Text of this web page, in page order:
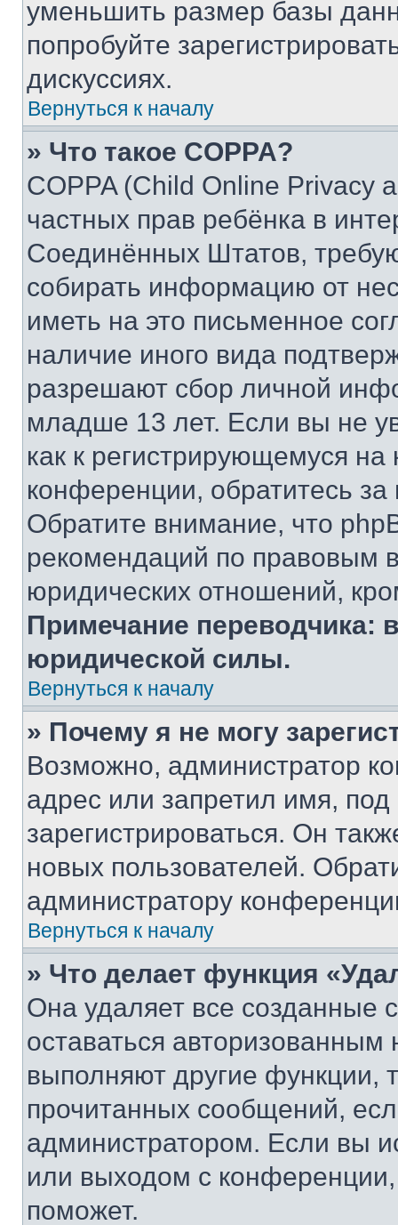
уменьшить размер базы
попробуйте
дискуссиях.
Вернуться к началу
» Что такое COPPA?
COPPA (Child Online Privacy
частных прав ребёнка в
Соединённых Штатов,
собирать информацию от
иметь на это письменное
наличие иного вида
разрешают сбор личной
младше 13 лет. Если вы не
как к регистрирующемуся
конференции, обратитесь
Обратите внимание, что
рекомендаций по правовым
юридических отношений,
Примечание переводчика:
юридической силы.
Вернуться к началу
» Почему я не могу
Возможно, администратор
адрес или запретил имя,
зарегистрироваться. Он
новых пользователей.
администратору
Вернуться к началу
» Что делает функция
Она удаляет все созданные
оставаться
выполняют другие функции,
прочитанных сообщений,
администратором. Если вы
или выходом с
поможет.